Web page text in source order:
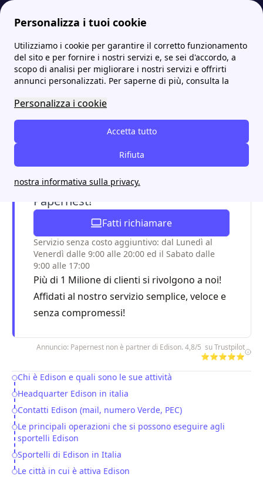
Personalizza i tuoi cookie
Utilizziamo i cookie per garantire il corretto funzionamento
del sito e per fornire i nostri servizi e, se sei d'accordo, a
scopo di analisi per migliorare i nostri servizi e offrirti
annunci personalizzati. Per saperne di più, consulta la
Personalizza i cookie
Accetta tutto
Rifiuta
nostra informativa sulla privacy.
Energia-Luce.it MoreEdison Tutti i punti Edison più vicini a te: gli indirizzi e i contatti
Tutti i punti Edison più
vicini a te: gli indirizzi e i
contatti
Hai bisogno di assistenza con le tue
utenze? Chiama ora un esperto
Papernest!
Fatti richiamare
Servizio senza costo aggiuntivo: dal Lunedì al
Venerdì dalle 9:00 alle 20:00 ed il Sabato dalle
9:00 alle 17:00
Più di 1 Milione di clienti si rivolgono a noi!
Affidati al nostro servizio semplice, veloce e
senza compromessi!
Annuncio: Papernest non è partner di Edison. 4,8/5 su Trustpilot
⭐⭐⭐⭐⭐
Table of Contents
Chi è Edison e quali sono le sue attività
Headquarter Edison in italia
Contatti Edison (mail, numero Verde, PEC)
Le principali operazioni che si possono eseguire agli
sportelli Edison
Sportelli di Edison in Italia
Le città in cui è attiva Edison